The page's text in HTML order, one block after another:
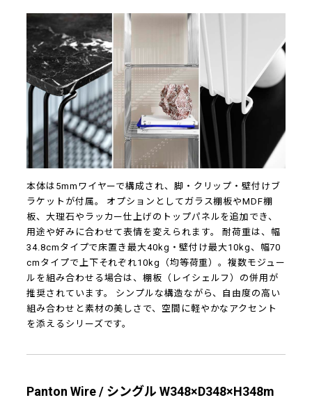
本体は5mmワイヤーで構成され、脚・クリップ・壁付けブ
ラケットが付属。 オプションとしてガラス棚板やMDF棚
板、大理石やラッカー仕上げのトップパネルを追加でき、
用途や好みに合わせて表情を変えられます。 耐荷重は、幅
34.8cmタイプで床置き最大40kg・壁付け最大10kg、幅70
cmタイプで上下それぞれ10kg（均等荷重）。複数モジュー
ルを組み合わせる場合は、棚板（レイシェルフ）の併用が
推奨されています。 シンプルな構造ながら、自由度の高い
組み合わせと素材の美しさで、空間に軽やかなアクセント
を添えるシリーズです。
Panton Wire / シングル W348×D348×H348m